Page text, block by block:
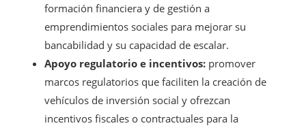
formación financiera y de gestión a
emprendimientos sociales para mejorar su
bancabilidad y su capacidad de escalar.
Apoyo regulatorio e incentivos: promover
marcos regulatorios que faciliten la creación de
vehículos de inversión social y ofrezcan
incentivos fiscales o contractuales para la